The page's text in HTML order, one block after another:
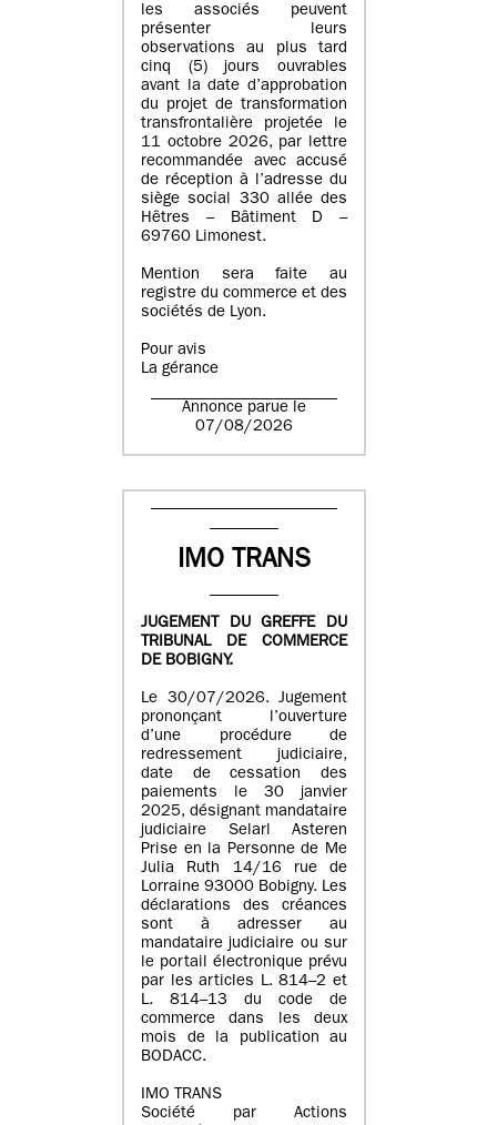
les associés peuvent
présenter leurs
observations au plus tard
cinq (5) jours ouvrables
avant la date d’approbation
du projet de transformation
transfrontalière projetée le
11 octobre 2026, par lettre
recommandée avec accusé
de réception à l’adresse du
siège social 330 allée des
Hêtres – Bâtiment D –
69760 Limonest.
Mention sera faite au
registre du commerce et des
sociétés de Lyon.
Pour avis
La gérance
Annonce parue le
07/08/2026
IMO TRANS
JUGEMENT DU GREFFE DU
TRIBUNAL DE COMMERCE
DE BOBIGNY.
Le 30/07/2026. Jugement
prononçant l’ouverture
d’une procédure de
redressement judiciaire,
date de cessation des
paiements le 30 janvier
2025, désignant mandataire
judiciaire Selarl Asteren
Prise en la Personne de Me
Julia Ruth 14/16 rue de
Lorraine 93000 Bobigny. Les
déclarations des créances
sont à adresser au
mandataire judiciaire ou sur
le portail électronique prévu
par les articles L. 814–2 et
L. 814–13 du code de
commerce dans les deux
mois de la publication au
BODACC.
IMO TRANS
Société par Actions